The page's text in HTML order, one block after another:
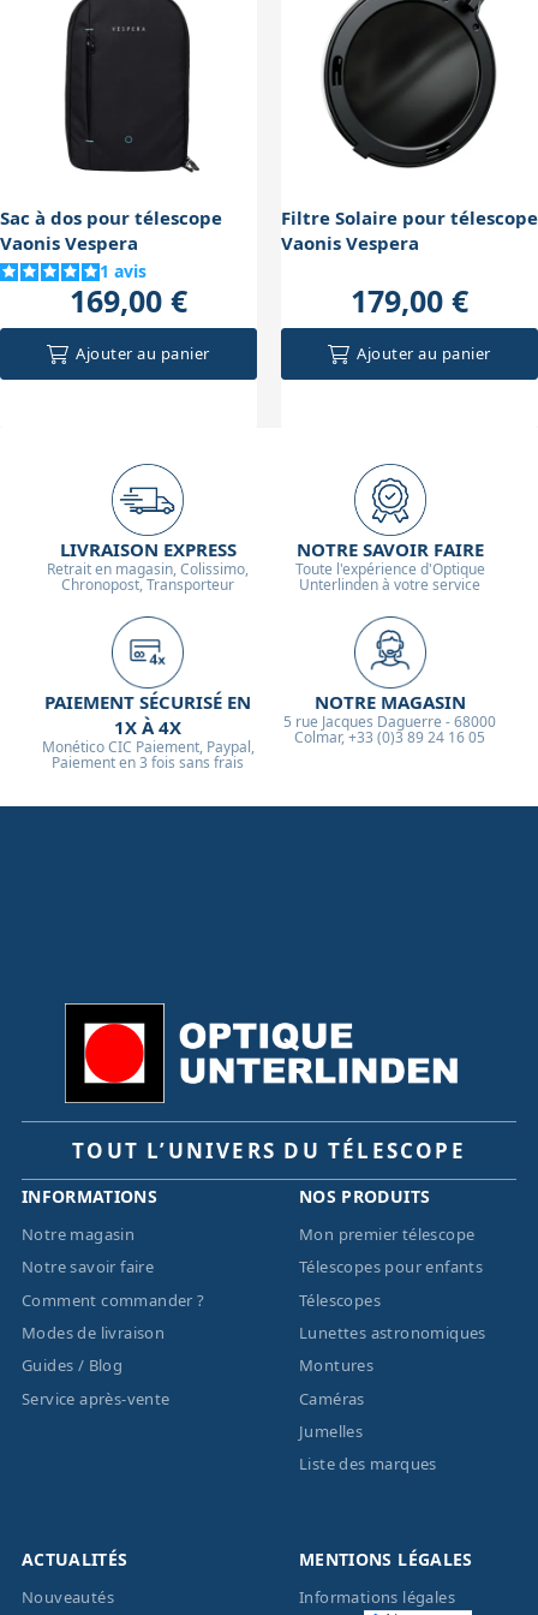
préservation de l'appareil, sans impact notable sur
l'autonomie ou la durabilité du Vespera.
Sac à dos pour télescope
Vaonis Vespera
1 avis
169,00 €
Ajouter au panier
Filtre Solaire pour télescope
Vaonis Vespera
179,00 €
Ajouter au panier
LIVRAISON EXPRESS
Retrait en magasin, Colissimo,
Chronopost, Transporteur
NOTRE SAVOIR FAIRE
Toute l'expérience d'Optique
Unterlinden à votre service
PAIEMENT SÉCURISÉ EN
1X À 4X
Monético CIC Paiement, Paypal,
Paiement en 3 fois sans frais
NOTRE MAGASIN
5 rue Jacques Daguerre - 68000
Colmar, +33 (0)3 89 24 16 05
TOUT L’UNIVERS DU TÉLESCOPE
INFORMATIONS
Notre magasin
Notre savoir faire
Comment commander ?
Modes de livraison
Guides / Blog
Service après-vente
NOS PRODUITS
Mon premier télescope
Télescopes pour enfants
Télescopes
Lunettes astronomiques
Montures
Caméras
Jumelles
Liste des marques
ACTUALITÉS
Nouveautés
MENTIONS LÉGALES
Informations légales